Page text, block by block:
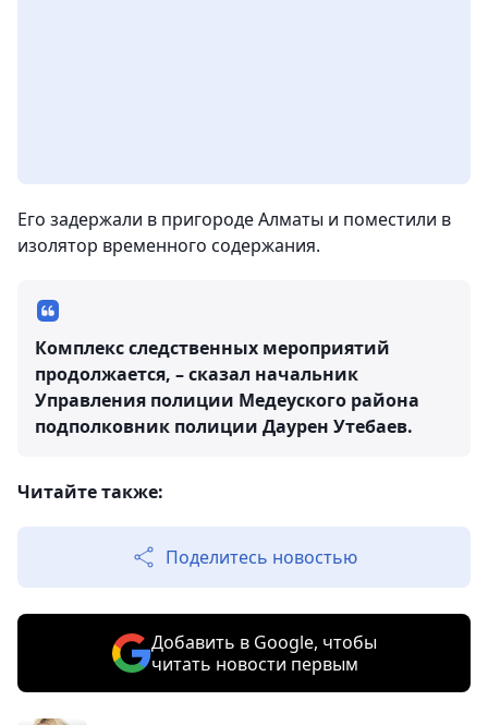
Его задержали в пригороде Алматы и поместили в
изолятор временного содержания.
Комплекс следственных мероприятий
продолжается, – сказал начальник
Управления полиции Медеуского района
подполковник полиции Даурен Утебаев.
Читайте также:
Поделитесь новостью
Добавить в Google, чтобы
читать новости первым